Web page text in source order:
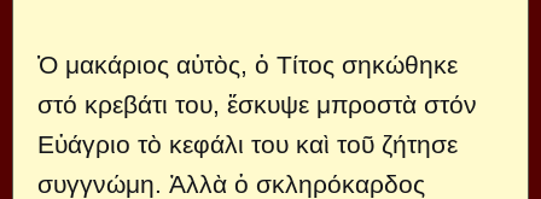
Ὁ μακάριος αὐτὸς, ὁ Τίτος σηκώθηκε
στό κρεβάτι του, ἔσκυψε μπροστὰ στόν
Εὐάγριο τὸ κεφάλι του καὶ τοῦ ζήτησε
συγγνώμη. Ἀλλὰ ὁ σκληρόκαρδος